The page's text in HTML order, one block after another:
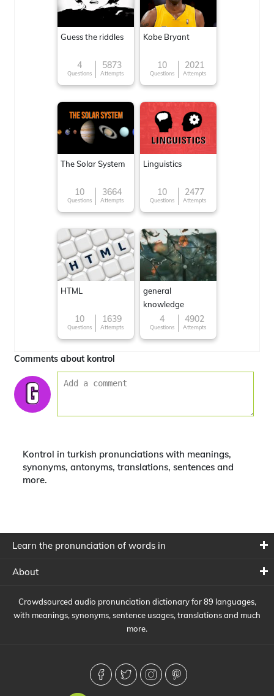
Guess the riddles
4
Questions
5873
Attempts
Kobe Bryant
10
Questions
2021
Attempts
The Solar System
10
Questions
3664
Attempts
Linguistics
10
Questions
2477
Attempts
HTML
10
Questions
1639
Attempts
general
knowledge
4
Questions
4902
Attempts
Comments about kontrol
Kontrol in turkish pronunciations with meanings,
synonyms, antonyms, translations, sentences and
more.
Learn the pronunciation of words in
About
Crowdsourced audio pronunciation dictionary for 89 languages,
with meanings, synonyms, sentence usages, translations and much
more.